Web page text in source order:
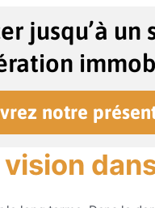
jusqu’à un
notre